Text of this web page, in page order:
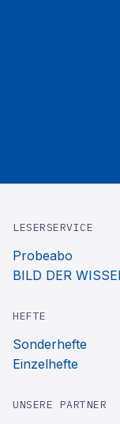
LESERSERVICE
Probeabo
BILD DER
HEFTE
Sonderhefte
Einzelhefte
UNSERE PARTNER